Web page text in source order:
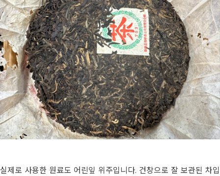
실제로 사용한 원료도 어린잎 위주입니다. 건창으로 잘 보관된 차입